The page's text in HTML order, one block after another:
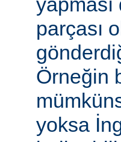
parçası
Örneğin
yoksa